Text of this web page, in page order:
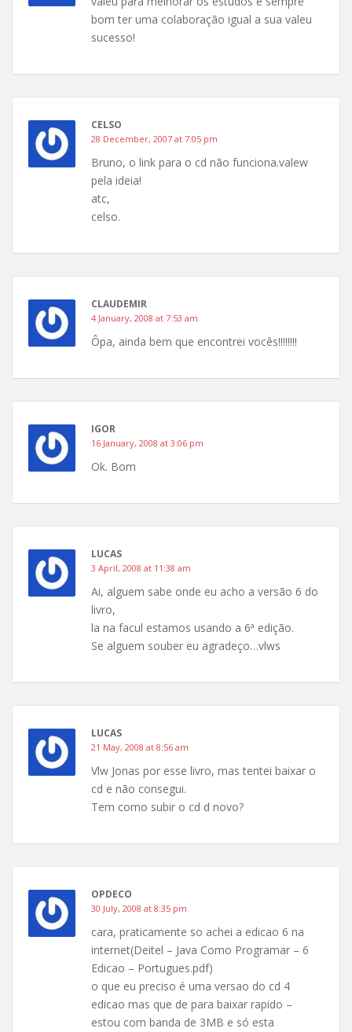
bom ter uma colaboração igual a sua valeu
sucesso!
CELSO
28 December, 2007 at 7:05 pm
Bruno, o link para o cd não funciona.valew
pela ideia!
atc,
celso.
CLAUDEMIR
4 January, 2008 at 7:53 am
Ôpa, ainda bem que encontrei vocês!!!!!!!!
IGOR
16 January, 2008 at 3:06 pm
Ok. Bom
LUCAS
3 April, 2008 at 11:38 am
Ai, alguem sabe onde eu acho a versão 6 do
livro,
la na facul estamos usando a 6ª edição.
Se alguem souber eu agradeço…vlws
LUCAS
21 May, 2008 at 8:56 am
Vlw Jonas por esse livro, mas tentei baixar o
cd e não consegui.
Tem como subir o cd d novo?
OPDECO
30 July, 2008 at 8:35 pm
cara, praticamente so achei a edicao 6 na
internet(Deitel – Java Como Programar – 6
Edicao – Portugues.pdf)
o que eu preciso é uma versao do cd 4
edicao mas que de para baixar rapido –
estou com banda de 3MB e só esta